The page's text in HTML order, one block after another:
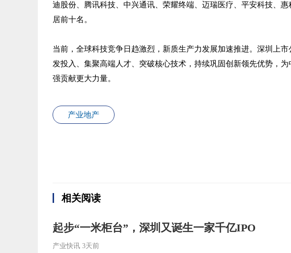
迪股份、腾讯科技、中兴通讯、荣耀终端、迈瑞医疗、平安科技、
居前十名。
当前，全球科技竞争日趋激烈，新质生产力发展加速推进。深圳上
发投入、集聚高端人才、突破核心技术，持续巩固创新领先优势，
强贡献更大力量。
产业地产
相关阅读
起步“一米柜台”，深圳又诞生一家千亿IPO
产业快讯 3天前